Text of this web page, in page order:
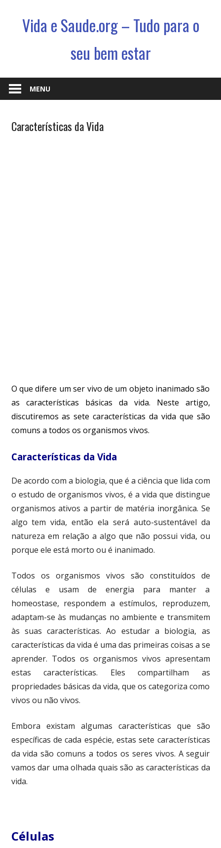
Vida e Saude.org – Tudo para o
seu bem estar
Saude
e
jeito
MENU
& Vida
Características da Vida
O que difere um ser vivo de um objeto inanimado são
as características básicas da vida. Neste artigo,
discutiremos as sete características da vida que são
comuns a todos os organismos vivos.
Características da Vida
De acordo com a biologia, que é a ciência que lida com
o estudo de organismos vivos, é a vida que distingue
organismos ativos a partir de matéria inorgânica. Se
algo tem vida, então ela será auto-sustentável da
natureza em relação a algo que não possui vida, ou
porque ele está morto ou é inanimado.
Todos os organismos vivos são constituídos de
células e usam de energia para manter a
homeostase, respondem a estímulos, reproduzem,
adaptam-se às mudanças no ambiente e transmitem
às suas características. Ao estudar a biologia, as
características da vida é uma das primeiras coisas a se
aprender. Todos os organismos vivos apresentam
estas características. Eles compartilham as
propriedades básicas da vida, que os categoriza como
vivos ou não vivos.
Embora existam algumas características que são
específicas de cada espécie, estas sete características
da vida são comuns a todos os seres vivos. A seguir
vamos dar uma olhada quais são as características da
vida.
Células